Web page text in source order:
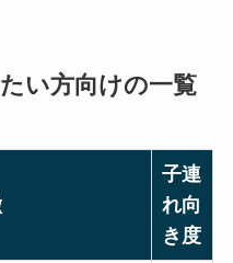
い方向けの一覧
子連
れ向
き度